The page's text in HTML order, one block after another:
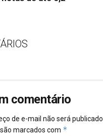
comentário
de e-mail não será publicado.
marcados com *